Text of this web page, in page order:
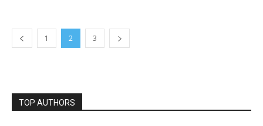
1 2 3
TOP AUTHORS